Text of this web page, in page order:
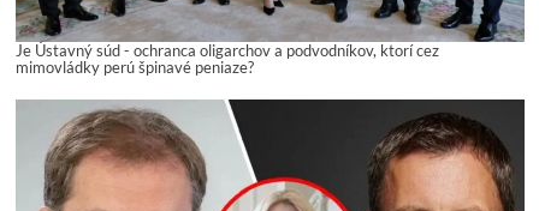
Je Ústavný súd - ochranca oligarchov a podvodníkov, ktorí cez
mimovládky perú špinavé peniaze?